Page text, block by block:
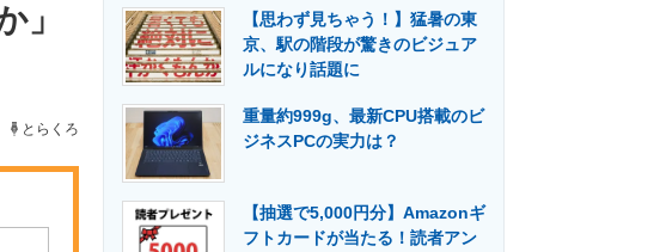
エネルギーの専門メディア 建設×テクノロジーの最前線
」
とらくろ
【思わず見ちゃう！】猛暑の東
京、駅の階段が驚きのビジュア
ルになり話題に
重量約999g、最新CPU搭載のビ
ジネスPCの実力は？
【抽選で5,000円分】Amazonギ
フトカードが当たる！読者アン